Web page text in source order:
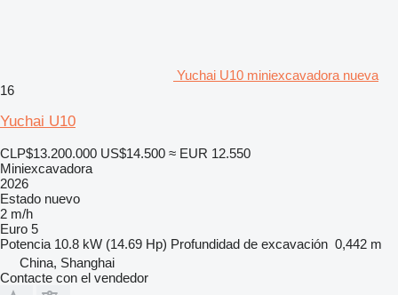
Yuchai U10 miniexcavadora nueva
16
Yuchai U10
CLP$13.200.000 US$14.500 ≈ EUR 12.550
Miniexcavadora
2026
Estado nuevo
2 m/h
Euro 5
Potencia 10.8 kW (14.69 Hp) Profundidad de excavación 0,442 m
China, Shanghai
Contacte con el vendedor